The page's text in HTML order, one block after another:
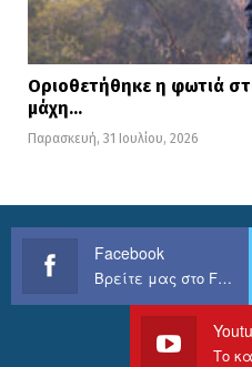
Οριοθετήθηκε η φωτιά
μάχη…
Παρασκευή, 31 Ιουλίου, 2026
Facebook
Βρείτε μας στο Facebook